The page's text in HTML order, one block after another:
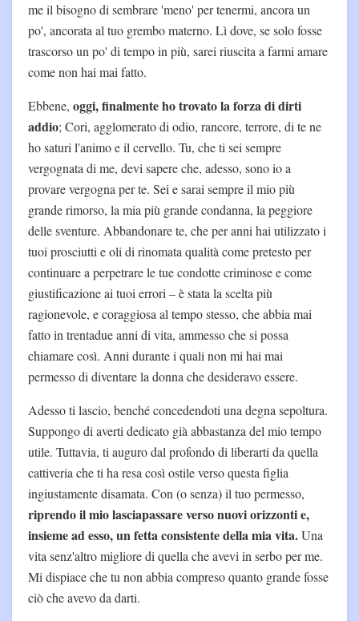
me il bisogno di sembrare 'meno' per tenermi, ancora un
po', ancorata al tuo grembo materno. Lì dove, se solo fosse
trascorso un po' di tempo in più, sarei riuscita a farmi amare
come non hai mai fatto.
Ebbene, oggi, finalmente ho trovato la forza di dirti
addio; Cori, agglomerato di odio, rancore, terrore, di te ne
ho saturi l'animo e il cervello. Tu, che ti sei sempre
vergognata di me, devi sapere che, adesso, sono io a
provare vergogna per te. Sei e sarai sempre il mio più
grande rimorso, la mia più grande condanna, la peggiore
delle sventure. Abbandonare te, che per anni hai utilizzato i
tuoi prosciutti e oli di rinomata qualità come pretesto per
continuare a perpetrare le tue condotte criminose e come
giustificazione ai tuoi errori – è stata la scelta più
ragionevole, e coraggiosa al tempo stesso, che abbia mai
fatto in trentadue anni di vita, ammesso che si possa
chiamare così. Anni durante i quali non mi hai mai
permesso di diventare la donna che desideravo essere.
Adesso ti lascio, benché concedendoti una degna sepoltura.
Suppongo di averti dedicato già abbastanza del mio tempo
utile. Tuttavia, ti auguro dal profondo di liberarti da quella
cattiveria che ti ha resa così ostile verso questa figlia
ingiustamente disamata. Con (o senza) il tuo permesso,
riprendo il mio lasciapassare verso nuovi orizzonti e,
insieme ad esso, un fetta consistente della mia vita.Una
vita senz'altro migliore di quella che avevi in serbo per me.
Mi dispiace che tu non abbia compreso quanto grande fosse
ciò che avevo da darti.